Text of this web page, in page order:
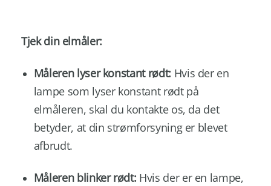
Tjek din elmåler:
Måleren lyser konstant rødt: Hvis der en
lampe som lyser konstant rødt på
elmåleren, skal du kontakte os, da det
betyder, at din strømforsyning er blevet
afbrudt.
Måleren blinker rødt: Hvis der er en lampe,